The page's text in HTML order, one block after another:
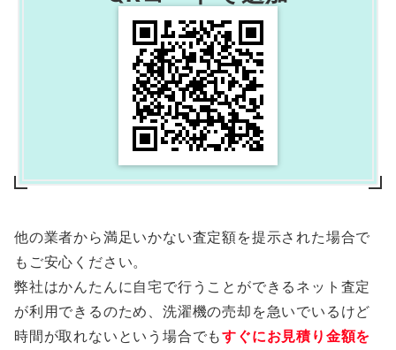
他の業者から満足いかない査定額を提示された場合で
もご安心ください。
弊社はかんたんに自宅で行うことができるネット査定
が利用できるのため、洗濯機の売却を急いでいるけど
時間が取れないという場合でもすぐにお見積り金額を